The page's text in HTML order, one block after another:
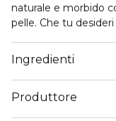
naturale e morbido
pelle. Che tu
luce, la formula del
tua routine di
tua pelle si sentirà e
Ingredienti
Produttore